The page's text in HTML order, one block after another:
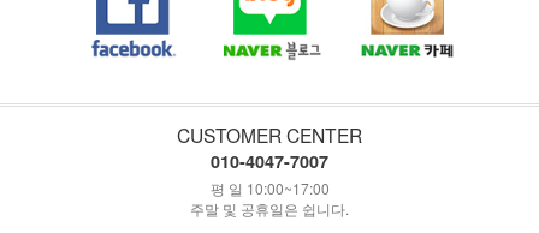
CUSTOMER CENTER
010-4047-7007
평 일 10:00~17:00
주말 및 공휴일은 쉽니다.